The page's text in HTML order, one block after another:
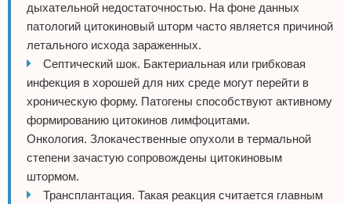
дыхательной недостаточностью. На фоне данных
патологий цитокиновый шторм часто является причиной
летального исхода зараженных.
Септический шок. Бактериальная или грибковая
инфекция в хорошей для них среде могут перейти в
хроническую форму. Патогены способствуют активному
формированию цитокинов лимфоцитами.
Онкология. Злокачественные опухоли в термальной
степени зачастую сопровождены цитокиновым
штормом.
Трансплантация. Такая реакция считается главным